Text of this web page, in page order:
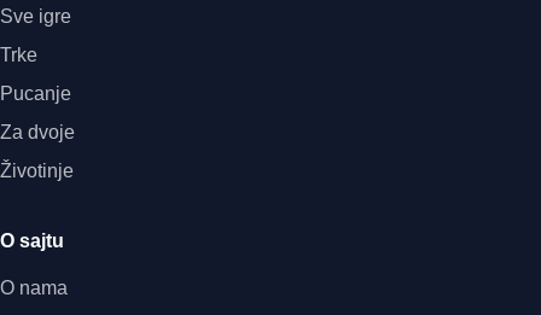
Sve igre
Trke
Pucanje
Za dvoje
Životinje
O sajtu
O nama